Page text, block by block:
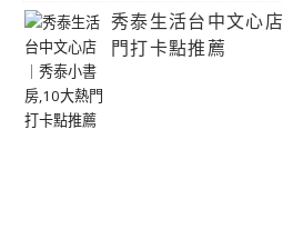
秀泰生活台中文心
門打卡點推薦